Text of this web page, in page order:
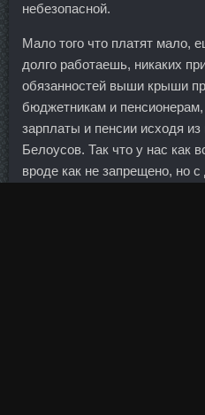
небезопасной.
Мало того что платят мало,
долго работаешь, никаких
обязанностей выши крыши
бюджетникам и
зарплаты и пенсии исходя
Белоусов. Так что у нас как
вроде как не запрещено, но